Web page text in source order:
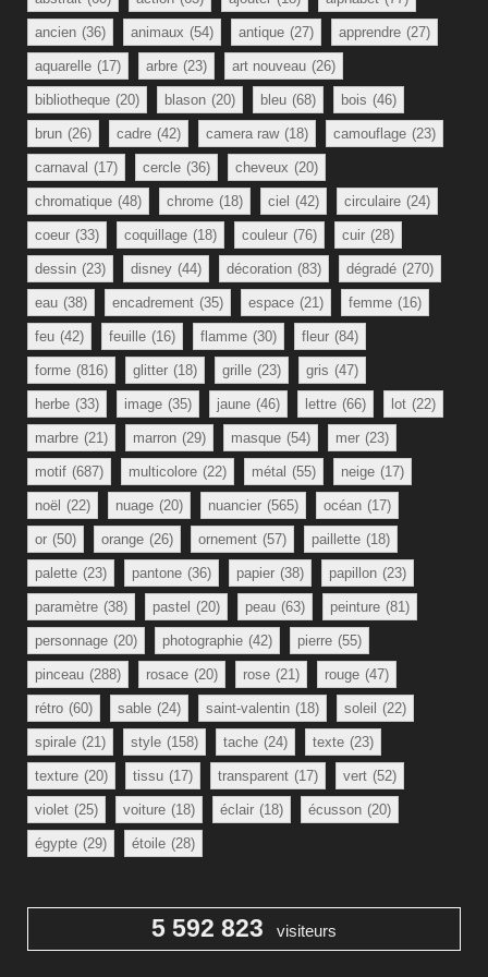
ancien (36) animaux (54) antique (27) apprendre (27)
aquarelle (17) arbre (23) art nouveau (26)
bibliotheque (20) blason (20) bleu (68) bois (46)
brun (26) cadre (42) camera raw (18) camouflage (23)
carnaval (17) cercle (36) cheveux (20)
chromatique (48) chrome (18) ciel (42) circulaire (24)
coeur (33) coquillage (18) couleur (76) cuir (28)
dessin (23) disney (44) décoration (83) dégradé (270)
eau (38) encadrement (35) espace (21) femme (16)
feu (42) feuille (16) flamme (30) fleur (84)
forme (816) glitter (18) grille (23) gris (47)
herbe (33) image (35) jaune (46) lettre (66) lot (22)
marbre (21) marron (29) masque (54) mer (23)
motif (687) multicolore (22) métal (55) neige (17)
noël (22) nuage (20) nuancier (565) océan (17)
or (50) orange (26) ornement (57) paillette (18)
palette (23) pantone (36) papier (38) papillon (23)
paramètre (38) pastel (20) peau (63) peinture (81)
personnage (20) photographie (42) pierre (55)
pinceau (288) rosace (20) rose (21) rouge (47)
rétro (60) sable (24) saint-valentin (18) soleil (22)
spirale (21) style (158) tache (24) texte (23)
texture (20) tissu (17) transparent (17) vert (52)
violet (25) voiture (18) éclair (18) écusson (20)
égypte (29) étoile (28)
5 592 823 visiteurs